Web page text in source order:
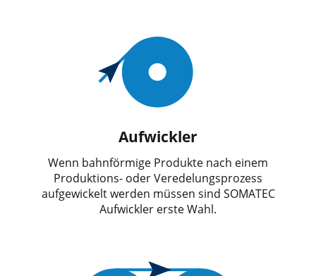
Aufwickler
Wenn bahnförmige Produkte nach einem
Produktions- oder Veredelungsprozess
aufgewickelt werden müssen sind SOMATEC
Aufwickler erste Wahl.